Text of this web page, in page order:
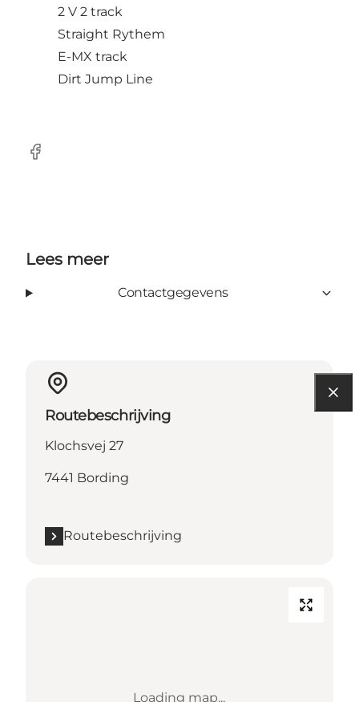
2 V 2 track
Straight Rythem
E-MX track
Dirt Jump Line
Facebook
Lees meer
Contactgegevens
Routebeschrijving
Klochsvej 27
7441 Bording
Routebeschrijving
Loading map...